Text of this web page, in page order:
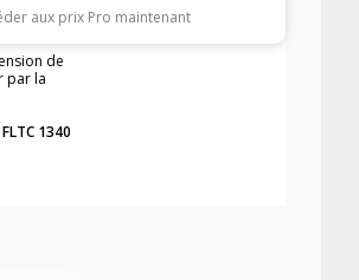
aux prix Pro maintenant
de
par la
1340
de bord de